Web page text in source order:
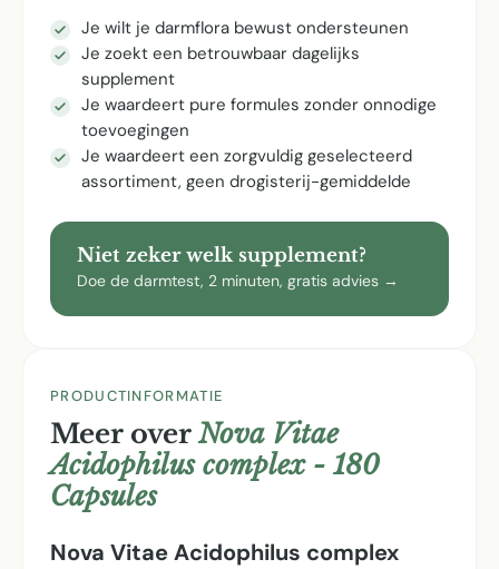
Je wilt je darmflora bewust ondersteunen
Je zoekt een betrouwbaar dagelijks
supplement
Je waardeert pure formules zonder onnodige
toevoegingen
Je waardeert een zorgvuldig geselecteerd
assortiment, geen drogisterij-gemiddelde
Niet zeker welk supplement?
Doe de darmtest, 2 minuten, gratis advies →
PRODUCTINFORMATIE
Meer over Nova Vitae
Acidophilus complex - 180
Capsules
Nova Vitae Acidophilus complex